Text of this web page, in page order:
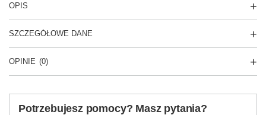
OPIS
SZCZEGÓŁOWE DANE
OPINIE (0)
Potrzebujesz pomocy? Masz pytania?